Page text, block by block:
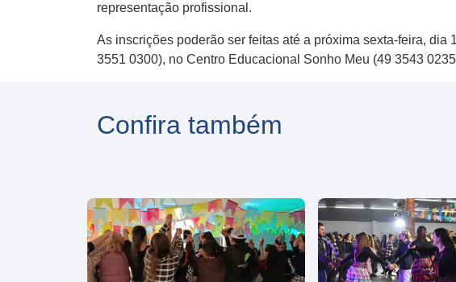
representação profissional.
As inscrições poderão ser feitas até a próxima sexta-feira,
3551 0300), no Centro Educacional Sonho Meu (49 3543
Confira também